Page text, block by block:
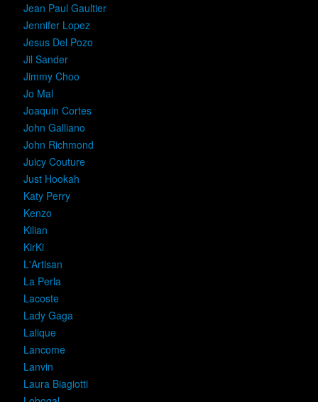
Jean Paul Gaultier
Jennifer Lopez
Jesus Del Pozo
Jil Sander
Jimmy Choo
Jo Mal
Joaquin Cortes
John Galliano
John Richmond
Juicy Couture
Just Hookah
Katy Perry
Kenzo
Kilian
KirKi
L'Artisan
La Perla
Lacoste
Lady Gaga
Lalique
Lancome
Lanvin
Laura Biagiotti